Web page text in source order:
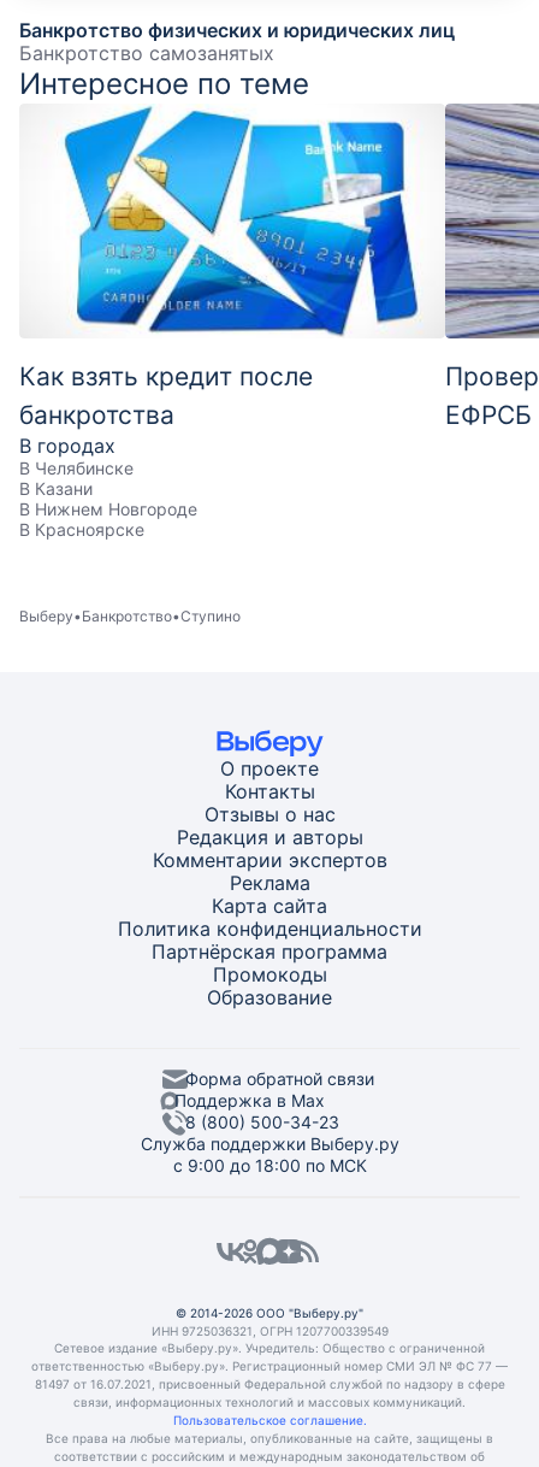
Банкротство физических и юридических лиц
Банкротство самозанятых
Интересное по теме
Как взять кредит после
банкротства
ЕФРСБ
В городах
В Челябинске
В Казани
В Нижнем Новгороде
В Красноярске
Выберу Банкротство Ступино
О проекте
Контакты
Отзывы о нас
Редакция и авторы
Комментарии экспертов
Реклама
Карта сайта
Политика конфиденциальности
Партнёрская программа
Промокоды
Образование
Форма обратной связи
Поддержка в Max
8 (800) 500-34-23
Служба поддержки Выберу.ру
с 9:00 до 18:00 по МСК
© 2014-2026 ООО "Выберу.ру"
ИНН 9725036321, ОГРН 1207700339549
Сетевое издание «Выберу.ру». Учредитель: Общество с ограниченной
ответственностью «Выберу.ру». Регистрационный номер СМИ ЭЛ № ФС 77 —
81497 от 16.07.2021, присвоенный Федеральной службой по надзору в сфере
связи, информационных технологий и массовых коммуникаций.
Пользовательское соглашение.
Все права на любые материалы, опубликованные на сайте, защищены в
соответствии с российским и международным законодательством об